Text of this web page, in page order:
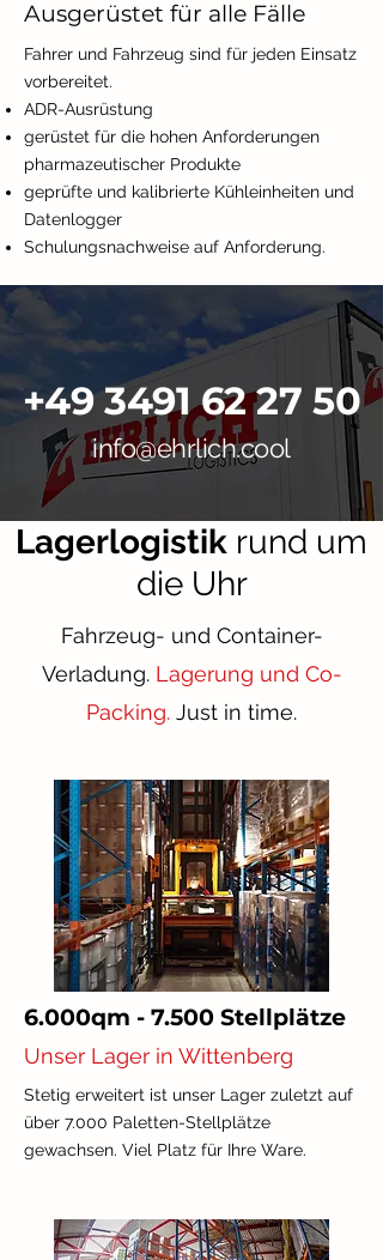
Ausgerüstet für alle Fälle
Fahrer und Fahrzeug sind für jeden Einsatz
vorbereitet.
ADR-Ausrüstung
gerüstet für die hohen Anforderungen
pharmazeutischer Produkte
geprüfte und kalibrierte Kühleinheiten und
Datenlogger
Schulungsnachweise auf Anforderung.
+49 3491 62 27 50
info@ehrlich.cool
Lagerlogistik rund um
die Uhr
Fahrzeug- und Container-
Verladung. Lagerung und Co-
Packing. Just in time.
6.000qm - 7.500 Stellplätze
Unser Lager in Wittenberg
Stetig erweitert ist unser Lager zuletzt auf
über 7.000 Paletten-Stellplätze
gewachsen. Viel Platz für Ihre Ware.